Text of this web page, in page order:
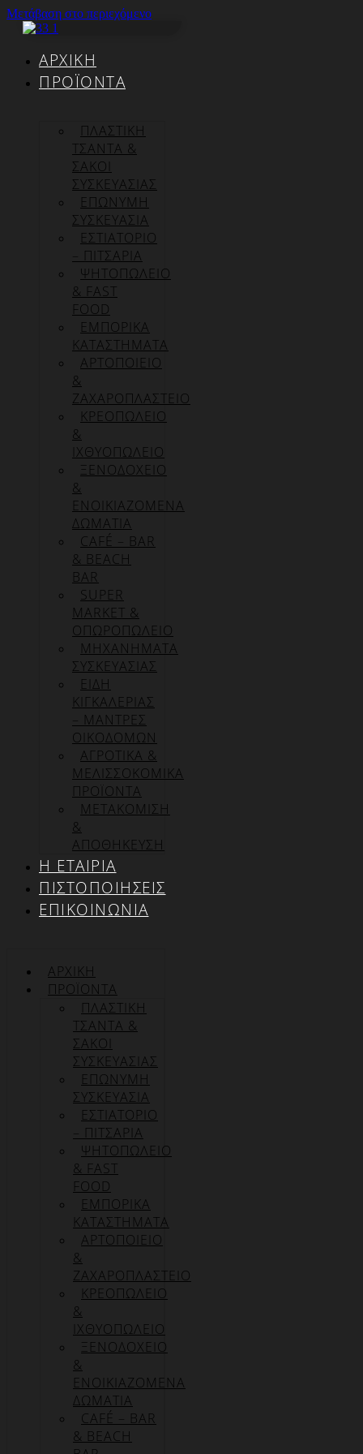
Μετάβαση στο περιεχόμενο
ΑΡΧΙΚΉ
ΠΡΟΪΌΝΤΑ
ΠΛΑΣΤΙΚΗ
ΤΣΑΝΤΑ &
ΣΑΚΟΙ
ΣΥΣΚΕΥΑΣΙΑΣ
ΕΠΏΝΥΜΗ
ΣΥΣΚΕΥΑΣΊΑ
ΕΣΤΙΑΤΟΡΙΟ
– ΠΙΤΣΑΡΙΑ
ΨΗΤΟΠΩΛΕΙΟ
& FAST
FOOD
ΕΜΠΟΡΙΚΑ
ΚΑΤΑΣΤΗΜΑΤΑ
ΑΡΤΟΠΟΙΕΙΟ
&
ΖΑΧΑΡΟΠΛΑΣΤΕΙΟ
ΚΡΕΟΠΩΛΕΙΟ
&
ΙΧΘΥΟΠΩΛΕΙΟ
ΞΕΝΟΔΟΧΕΙΟ
&
ΕΝΟΙΚΙΑΖΟΜΕΝΑ
ΔΩΜΑΤΙΑ
CAFÉ – BAR
& BEACH
BAR
SUPER
MARKET &
ΟΠΩΡΟΠΩΛΕΙΟ
ΜΗΧΑΝΗΜΑΤΑ
ΣΥΣΚΕΥΑΣΙΑΣ
ΕΙΔΗ
ΚΙΓΚΑΛΕΡΙΑΣ
– ΜΑΝΤΡΕΣ
ΟΙΚΟΔΟΜΩΝ
ΑΓΡΟΤΙΚΑ &
ΜΕΛΙΣΣΟΚΟΜΙΚΑ
ΠΡΟΪΟΝΤΑ
ΜΕΤΑΚΟΜΙΣΗ
&
ΑΠΟΘΗΚΕΥΣΗ
Η ΕΤΑΙΡΊΑ
ΠΙΣΤΟΠΟΙΉΣΕΙΣ
ΕΠΙΚΟΙΝΩΝΊΑ
ΑΡΧΙΚΉ
ΠΡΟΪΌΝΤΑ
ΠΛΑΣΤΙΚΗ
ΤΣΑΝΤΑ &
ΣΑΚΟΙ
ΣΥΣΚΕΥΑΣΙΑΣ
ΕΠΏΝΥΜΗ
ΣΥΣΚΕΥΑΣΊΑ
ΕΣΤΙΑΤΟΡΙΟ
– ΠΙΤΣΑΡΙΑ
ΨΗΤΟΠΩΛΕΙΟ
& FAST
FOOD
ΕΜΠΟΡΙΚΑ
ΚΑΤΑΣΤΗΜΑΤΑ
ΑΡΤΟΠΟΙΕΙΟ
&
ΖΑΧΑΡΟΠΛΑΣΤΕΙΟ
ΚΡΕΟΠΩΛΕΙΟ
&
ΙΧΘΥΟΠΩΛΕΙΟ
ΞΕΝΟΔΟΧΕΙΟ
&
ΕΝΟΙΚΙΑΖΟΜΕΝΑ
ΔΩΜΑΤΙΑ
CAFÉ – BAR
& BEACH